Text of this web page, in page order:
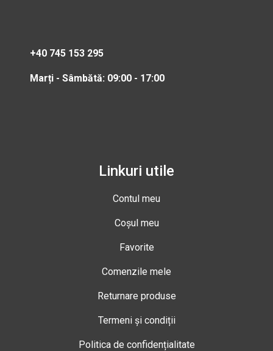
+40 745 153 295
Marți - Sâmbătă: 09:00 - 17:00
Linkuri utile
Contul meu
Coșul meu
Favorite
Comenzile mele
Returnare produse
Termeni și condiții
Politica de confidențialitate